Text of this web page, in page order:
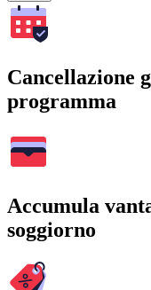
Cancellazione
programma
Accumula
soggiorno